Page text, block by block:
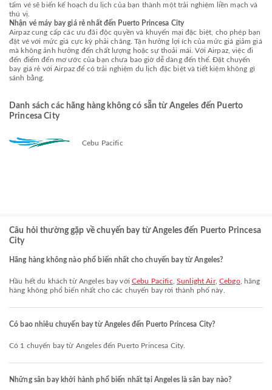
tấm vé sẽ biến kế hoạch du lịch của bạn thành một trải nghiệm liền mạch và
thú vị.
Nhận vé máy bay giá rẻ nhất đến Puerto Princesa City
Airpaz cung cấp các ưu đãi độc quyền và khuyến mại đặc biệt, cho phép bạn
đặt vé với mức giá cực kỳ phải chăng. Tận hưởng lợi ích của mức giá giảm giá
mà không ảnh hưởng đến chất lượng hoặc sự thoải mái. Với Airpaz, việc đi
đến điểm đến mơ ước của bạn chưa bao giờ dễ dàng đến thế. Đặt chuyến
bay giá rẻ với Airpaz để có trải nghiệm du lịch đặc biệt và tiết kiệm không gì
sánh bằng.
Danh sách các hãng hàng không có sẵn từ Angeles đến Puerto
Princesa City
Cebu Pacific
Câu hỏi thường gặp về chuyến bay từ Angeles đến Puerto Princesa
City
Hãng hàng không nào phổ biến nhất cho chuyến bay từ Angeles?
Hầu hết du khách từ Angeles bay vớiCebu Pacific ,Sunlight Air, Cebgo, hãng
hàng không phổ biến nhất cho các chuyến bay rời thành phố này.
Có bao nhiêu chuyến bay từ Angeles đến Puerto Princesa City?
Có 1 chuyến bay từ Angeles đến Puerto Princesa City.
Những sân bay khởi hành phổ biến nhất tại Angeles là sân bay nào?